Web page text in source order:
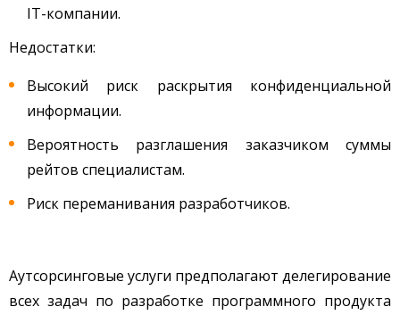
IT-компании.
Недостатки:
Высокий риск раскрытия конфиденциальной
информации.
Вероятность разглашения заказчиком суммы
рейтов специалистам.
Риск переманивания разработчиков.
Аутсорсинговые услуги предполагают делегирование
всех задач по разработке программного продукта